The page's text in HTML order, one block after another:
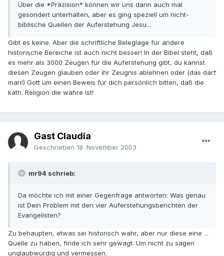
Über die *Präzision* können wir uns dann auch mal
gesondert unterhalten, aber es ging speziell um nicht-
biblische Quellen der Auferstehung Jesu...
Gibt es keine. Aber die schriftliche Beleglage für andere
historische Bereiche ist auch nicht besser! In der Bibel steht, daß
es mehr als 3000 Zeugen für die Auferstehung gibt, du kannst
diesen Zeugen glauben oder ihr Zeugnis ablehnen oder (das darf
man!) Gott um einen Beweis für dich persönlich bitten, daß die
kath. Religion die wahre ist!
Gast Claudia
Geschrieben 18. November 2003
mr94 schrieb:
Da möchte ich mit einer Gegenfrage antworten: Was genau
ist Dein Problem mit den vier Auferstehungsberichten der
Evangelisten?
Zu behaupten, etwas sei historisch wahr, aber nur diese eine ...
Quelle zu haben, finde ich sehr gewagt. Um nicht zu sagen
unglaubwürdig und vermessen.